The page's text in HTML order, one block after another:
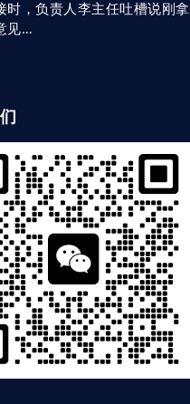
时，负责人李主任吐槽说刚拿
见…